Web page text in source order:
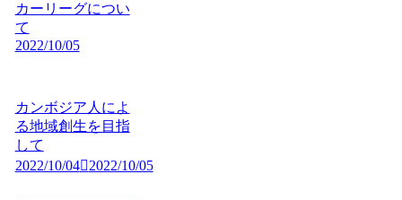
カーリーグについ
て
2022/10/05
カンボジア人によ
る地域創生を目指
して
2022/10/04
2022/10/05